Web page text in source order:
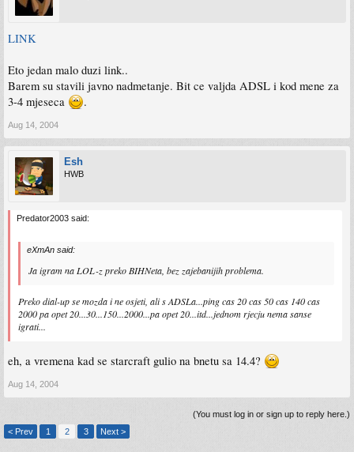
LINK
Eto jedan malo duzi link..
Barem su stavili javno nadmetanje. Bit ce valjda ADSL i kod mene za
3-4 mjeseca
.
Aug 14, 2004
Esh
HWB
Predator2003 said:
eXmAn said:
Ja igram na LOL-z preko BIHNeta, bez zajebanijih problema.
Preko dial-up se mozda i ne osjeti, ali s ADSLa...ping cas 20 cas 50 cas 140 cas
2000 pa opet 20...30...150...2000...pa opet 20...itd...jednom rjecju nema sanse
igrati...
eh, a vremena kad se starcraft gulio na bnetu sa 14.4?
Aug 14, 2004
(You must log in or sign up to reply here.)
< Prev
1 2 3 Next >